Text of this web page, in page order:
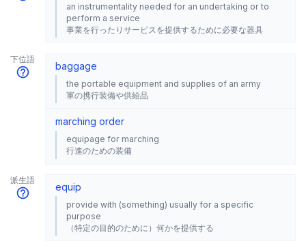
an instrumentality needed for an undertaking or to
perform a service
事業を行ったりサービスを提供するために必要な器具
下位語
baggage
the portable equipment and supplies of an army
軍の携行装備や供給品
marching order
equipage for marching
行進のための装備
派生語
equip
provide with (something) usually for a specific
purpose
（特定の目的のために）何かを提供する